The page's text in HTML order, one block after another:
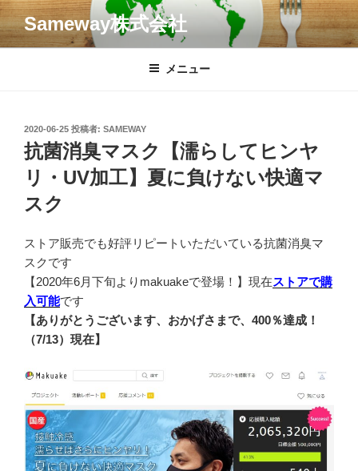
コ
ン
テ
Sameway株式会社
メニュー
投
稿
日:
2020-06-25 投稿者: SAMEWAY
抗菌消臭マスク【濡らしてヒンヤ
リ・UV加工】夏に負けない快適マ
スク
ストア販売でも好評リピートいただいている抗菌消臭マ
スクです
【2020年6月下旬よりmakuakeで登場！】現在ストアで購
入可能です
【ありがとうございます、おかげさまで、400％達成！
（7/13）現在】